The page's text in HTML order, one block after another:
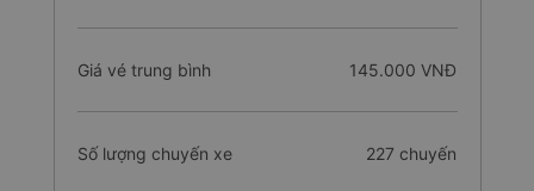
Giá vé trung bình 145.000 VNĐ
Số lượng chuyến xe 227 chuyến